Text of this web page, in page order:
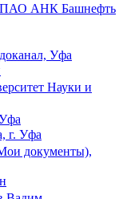
АНК Башнефть
Уфа
Науки и
г. Уфа
документы),